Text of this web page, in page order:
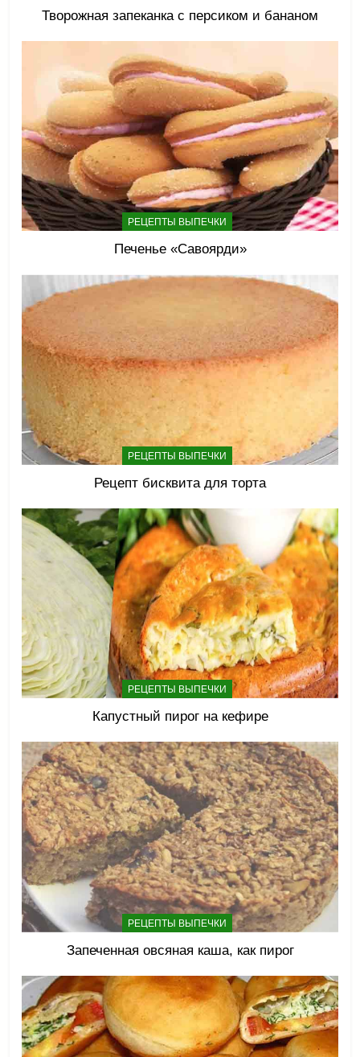
Творожная запеканка с персиком и бананом
РЕЦЕПТЫ ВЫПЕЧКИ
Печенье «Савоярди»
РЕЦЕПТЫ ВЫПЕЧКИ
Рецепт бисквита для торта
РЕЦЕПТЫ ВЫПЕЧКИ
Капустный пирог на кефире
РЕЦЕПТЫ ВЫПЕЧКИ
Запеченная овсяная каша, как пирог